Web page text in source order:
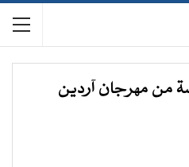
من مهرجان آردين